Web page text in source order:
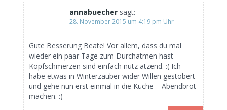
annabuecher sagt:
28. November 2015 um 4:19 pm Uhr
Gute Besserung Beate! Vor allem, dass du mal
wieder ein paar Tage zum Durchatmen hast –
Kopfschmerzen sind einfach nutz ätzend. :( Ich
habe etwas in Winterzauber wider Willen gestöbert
und gehe nun erst einmal in die Küche – Abendbrot
machen. :)